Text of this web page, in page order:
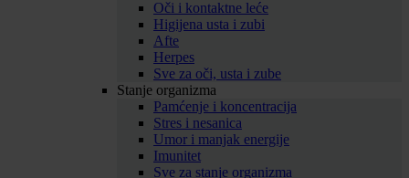
Oči i kontaktne leće
Higijena usta i zubi
Afte
Herpes
Sve za oči, usta i zube
Stanje organizma
Pamćenje i koncentracija
Stres i nesanica
Umor i manjak energije
Imunitet
Sve za stanje organizma